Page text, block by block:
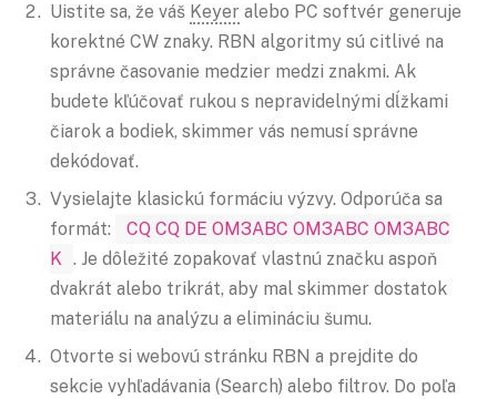
Uistite sa, že váš Keyer alebo PC softvér generuje
korektné CW znaky. RBN algoritmy sú citlivé na
správne časovanie medzier medzi znakmi. Ak
budete kľúčovať rukou s nepravidelnými dĺžkami
čiarok a bodiek, skimmer vás nemusí správne
dekódovať.
Vysielajte klasickú formáciu výzvy. Odporúča sa
formát:
CQ CQ DE OM3ABC OM3ABC OM3ABC
K . Je dôležité zopakovať vlastnú značku aspoň
dvakrát alebo trikrát, aby mal skimmer dostatok
materiálu na analýzu a elimináciu šumu.
Otvorte si webovú stránku RBN a prejdite do
sekcie vyhľadávania (Search) alebo filtrov. Do poľa